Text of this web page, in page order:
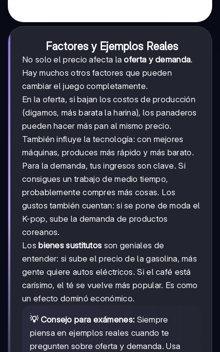
Factores y Ejemplos Reales
No solo el precio afecta laoferta y demanda.
Hay muchos otros factores que pueden
cambiar el juego completamente.
En la oferta, si bajan los costos de producción
(digamos, más barata la harina), los panaderos
pueden hacer más pan al mismo precio.
También influye la tecnología: con mejores
máquinas, produces más rápido y más barato.
Para la demanda, tus ingresos son clave. Si
consigues un trabajo de medio tiempo,
probablemente compres más cosas. Los
gustos también cuentan: si se pone de moda el
K-pop, sube la demanda de productos
coreanos.
Los bienes sustitutos son geniales de
entender: si sube el precio de la gasolina, más
gente quiere autos eléctricos. Si el café está
carísimo, el té se vuelve más popular. Es como
un efecto dominó económico.
💡 Consejo para exámenes: Siempre
piensa en ejemplos reales cuando te
pregunten sobre oferta y demanda. Usa